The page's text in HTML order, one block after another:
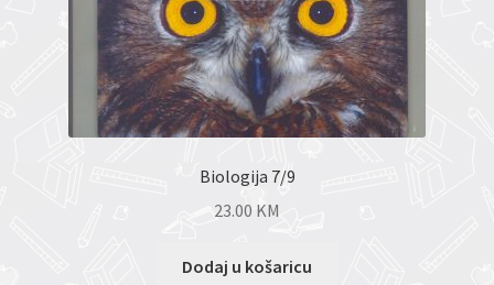
Biologija 7/9
23.00 KM
Dodaj u košaricu